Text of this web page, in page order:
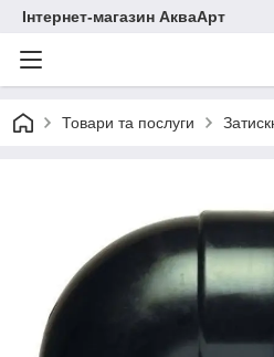
Інтернет-магазин АкваАрт
Товари та послуги